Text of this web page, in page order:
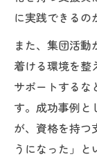
に実践できるの
また、集団活動
着ける環境を整
サポートするな
す。成功事例と
が、資格を持つ
うになった」と